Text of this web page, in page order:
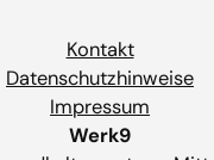
Kontakt
Datenschutzhinweise
Impressum
Werk9